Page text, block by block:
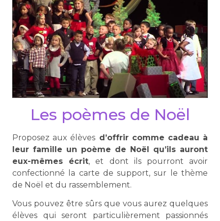
Les poèmes de Noël
Proposez aux élèves d’offrir comme cadeau à
leur famille un poème de Noël qu’ils auront
eux-mêmes écrit, et dont ils pourront avoir
confectionné la carte de support, sur le thème
de Noël et du rassemblement.
Vous pouvez être sûrs que vous aurez quelques
élèves qui seront particulièrement passionnés